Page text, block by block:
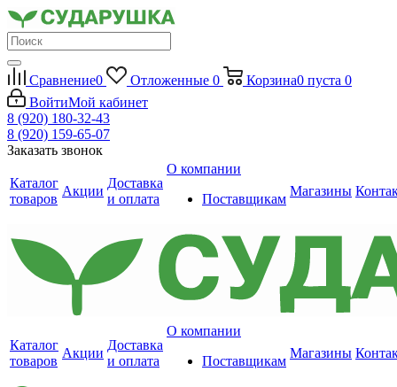
Сравнение0 Отложенные 0 Корзина0 пуста 0
ВойтиМой кабинет
8 (920) 180-32-43
8 (920) 159-65-07
Заказать звонок
Каталог
товаров
Акции
Доставка
и оплата
О компании
Поставщикам
Магазины
Каталог
товаров
Акции
Доставка
и оплата
О компании
Поставщикам
Магазины